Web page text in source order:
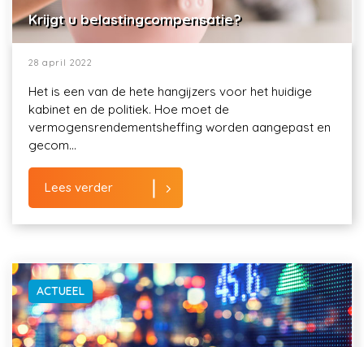
Krijgt u belastingcompensatie?
28 april 2022
Het is een van de hete hangijzers voor het huidige
kabinet en de politiek. Hoe moet de
vermogensrendementsheffing worden aangepast en
gecom...
Lees verder
ACTUEEL